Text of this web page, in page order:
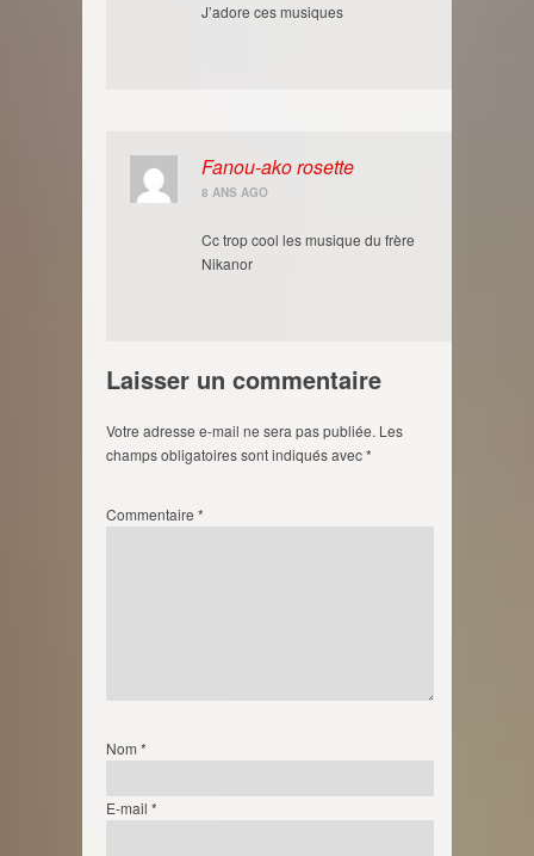
J’adore ces musiques
Fanou-ako rosette
8 ANS AGO
Cc trop cool les musique du frère
Nikanor
Laisser un commentaire
Votre adresse e-mail ne sera pas publiée. Les
champs obligatoires sont indiqués avec*
Commentaire *
Nom *
E-mail *